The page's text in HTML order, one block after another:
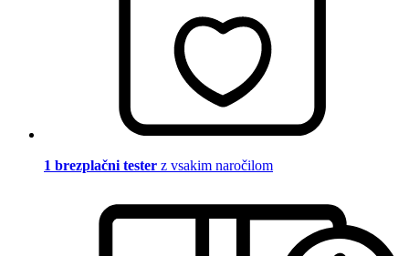
1 brezplačni tester z vsakim naročilom